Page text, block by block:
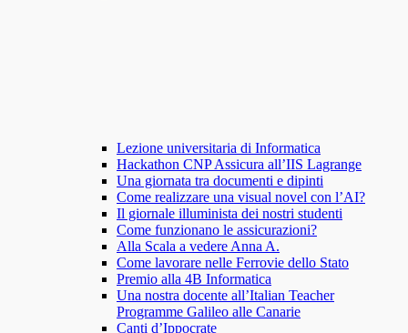
Lezione universitaria di Informatica
Hackathon CNP Assicura all’IIS Lagrange
Una giornata tra documenti e dipinti
Come realizzare una visual novel con l’AI?
Il giornale illuminista dei nostri studenti
Come funzionano le assicurazioni?
Alla Scala a vedere Anna A.
Come lavorare nelle Ferrovie dello Stato
Premio alla 4B Informatica
Una nostra docente all’Italian Teacher
Programme Galileo alle Canarie
Canti d’Ippocrate